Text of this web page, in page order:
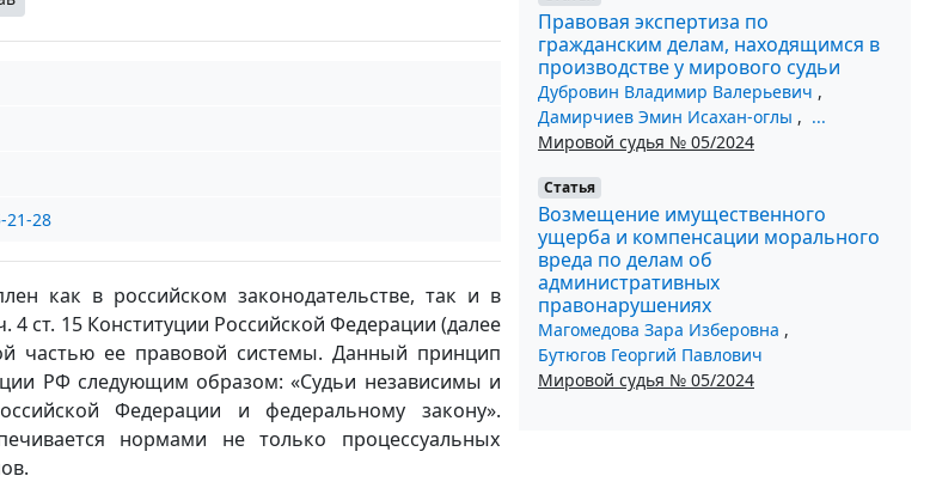
21-28
как в российском законодательстве, так и в
ст. 15 Конституции Российской Федерации (далее
частью ее правовой системы. Данный принцип
РФ следующим образом: «Судьи независимы и
Федерации и федеральному закону».
нормами не только процессуальных
Правовая экспертиза по
гражданским делам, находящимся в
производстве у мирового судьи
Дубровин Владимир Валерьевич ,
Дамирчиев Эмин Исахан-оглы , ...
Мировой судья № 05/2024
Статья
Возмещение имущественного
ущерба и компенсации морального
вреда по делам об
административных
правонарушениях
Магомедова Зара Изберовна ,
Бутюгов Георгий Павлович
Мировой судья № 05/2024